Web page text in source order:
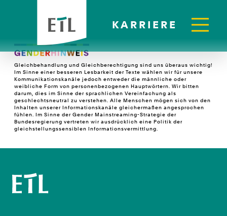
KARRIERE
Gleichbehandlung und Gleichberechtigung sind uns überaus wichtig!
Im Sinne einer besseren Lesbarkeit der Texte wählen wir für unsere
Kommunikationskanäle jedoch entweder die männliche oder
weibliche Form von personenbezogenen Hauptwörtern. Wir bitten
darum, dies im Sinne der sprachlichen Vereinfachung als
geschlechtsneutral zu verstehen. Alle Menschen mögen sich von den
Inhalten unserer Informationskanäle gleichermaßen angesprochen
fühlen. Im Sinne der Gender Mainstreaming-Strategie der
Bundesregierung vertreten wir ausdrücklich eine Politik der
gleichstellungssensiblen Informationsvermittlung.